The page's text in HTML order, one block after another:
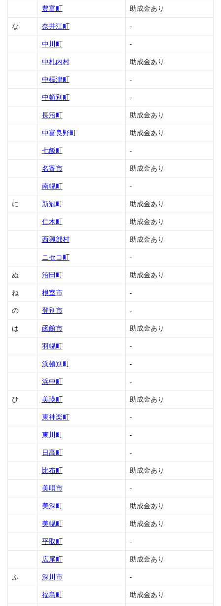
音更
町の
町の
1.40
市の
1.41
町の
1.42
町の
1.43
幌町
の助
成金
1.44
上砂
川町
の助
1.45
上ノ
の助
上富
町の
1.47
内村
成金
1.48
内町
豊富町 助成金あり
な 奈井江町 -
中川町 -
中札内村 助成金あり
中標津町 -
中頓別町 -
長沼町 助成金あり
中富良野町 助成金あり
七飯町 -
名寄市 助成金あり
南幌町 -
に 新冠町 助成金あり
仁木町 助成金あり
西興部村 助成金あり
ニセコ町 -
ぬ 沼田町 助成金あり
ね 根室市 -
の 登別市 -
は 函館市 助成金あり
羽幌町 -
浜頓別町 -
浜中町 -
ひ 美瑛町 助成金あり
東神楽町 -
東川町 -
日高町 -
比布町 助成金あり
美唄市 -
美深町 助成金あり
美幌町 助成金あり
平取町 -
広尾町 助成金あり
ふ 深川市 -
福島町 助成金あり